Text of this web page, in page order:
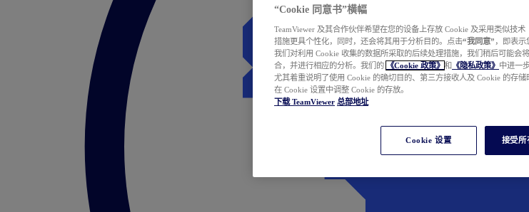
“Cookie 同意书”横幅
TeamViewer 及其合作伙伴希望在您的设备上存放 Cookie 及采用类似技
措施更具个性化，同时，还会将其用于分析目的。点击“我同意” ，即表
我们对利用 Cookie 收集的数据所采取的后续处理措施，我们稍后可能会
合，并进行相应的分析。我们的
《Cookie 政策》 和 《隐私政策》 中进一
尤其着重说明了使用 Cookie 的确切目的、第三方接收人及 Cookie 的存
在 Cookie 设置中调整 Cookie 的存放。
下载 TeamViewer 总部地址
Cookie 设置 接受所